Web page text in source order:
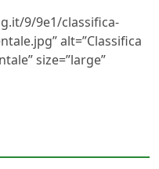
9/9e1/classifica-
alt=”Classifica
size=”large”